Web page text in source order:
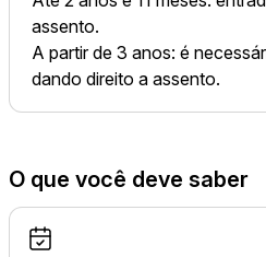
assento.
A partir de 3 anos: é
dando direito a assento.
O que você deve saber